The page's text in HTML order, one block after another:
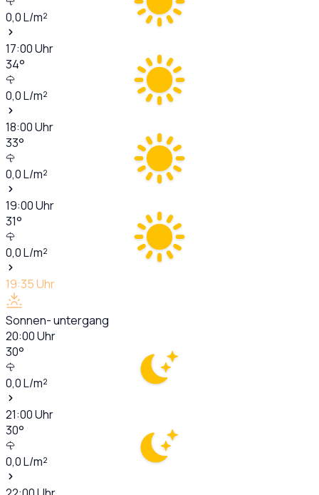
0,0L/m²
17:00Uhr
34°
0,0L/m²
18:00Uhr
33°
0,0L/m²
19:00Uhr
31°
0,0L/m²
19:35Uhr
Sonnen- untergang
20:00Uhr
30°
0,0L/m²
21:00Uhr
30°
0,0L/m²